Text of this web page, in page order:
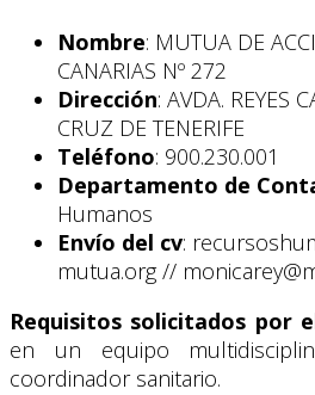
Nombre: MUTUA DE
CANARIAS Nº 272
Dirección: AVDA. REYES
CRUZ DE TENERIFE
Teléfono: 900.230.001
Departamento de
Humanos
Envío del cv:
mutua.org //
Requisitos solicitados por
en un equipo
coordinador sanitario.